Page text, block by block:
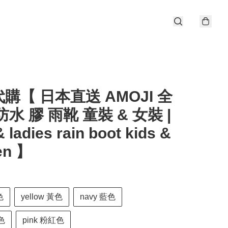
購【 日本直送 AMOJI 全
水 膠 雨靴 童裝 & 女裝 |
ladies rain boot kids &
】
yellow 黃色 navy 藍色
pink 粉紅色